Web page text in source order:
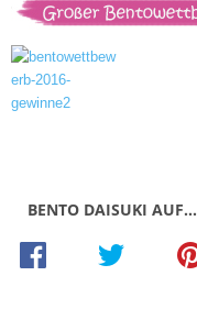
BENTO DAISUKI AUF…